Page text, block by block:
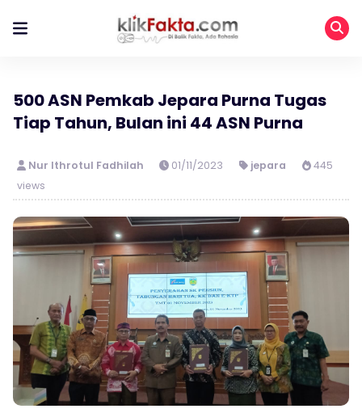
500 ASN Pemkab Jepara Purna Tugas
Tiap Tahun, Bulan ini 44 ASN Purna
Nur Ithrotul Fadhilah 01/11/2023 jepara
445
views